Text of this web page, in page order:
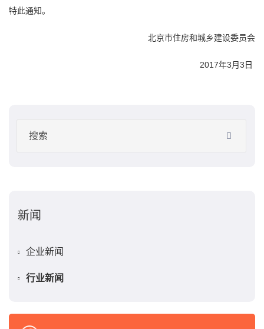
特此通知。
北京市住房和城乡建设委员会
2017年3月3日
新闻
企业新闻
行业新闻